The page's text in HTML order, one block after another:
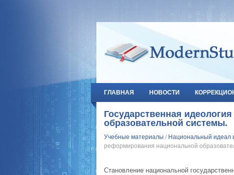
ГЛАВНАЯ НОВОСТИ
Государственная
образовательной системы.
Учебные материалы / Национальный идеал
реформирования национальной
Становление национальной